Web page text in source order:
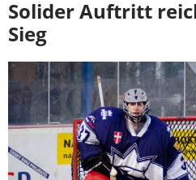
Solider Auftritt
Sieg